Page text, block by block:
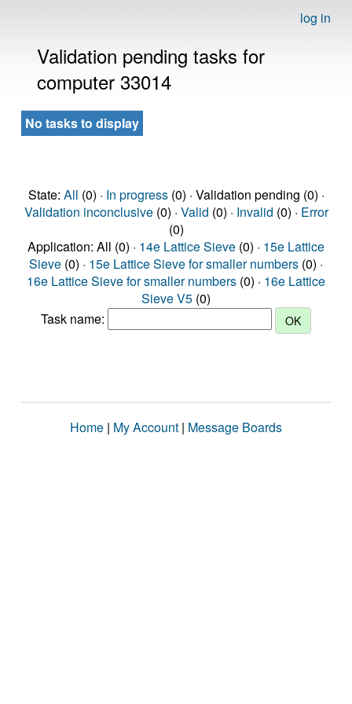
log in
Validation pending tasks for
computer 33014
No tasks to display
State: All (0) · In progress(0) · Validation pending (0) ·
Validation inconclusive(0) · Valid (0) · Invalid (0) · Error
(0)
Application: All (0) · 14e Lattice Sieve (0) · 15e Lattice
Sieve (0) · 15e Lattice Sieve for smaller numbers (0) ·
16e Lattice Sieve for smaller numbers (0) · 16e Lattice
Sieve V5 (0)
Task name:
Home | My Account | Message Boards